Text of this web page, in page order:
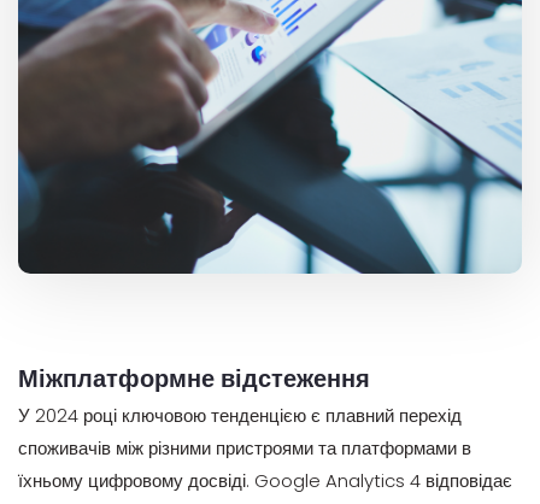
Міжплатформне відстеження
У 2024 році ключовою тенденцією є плавний перехід
споживачів між різними пристроями та платформами в
їхньому цифровому досвіді. Google Analytics 4 відповідає